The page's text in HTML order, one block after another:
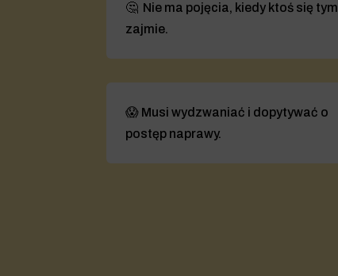
🤔 Nie ma pojęcia, kiedy ktoś się tym
zajmie.
😱 Musi wydzwaniać i dopytywać o
postęp naprawy.